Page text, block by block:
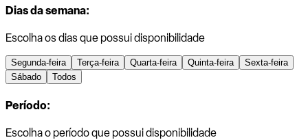
Dias da semana:
Escolha os dias que possui disponibilidade
Segunda-feira Terça-feira Quarta-feira Quinta-feira
Sexta-feira
Sábado
Todos
Período:
Escolha o período que possui disponibilidade